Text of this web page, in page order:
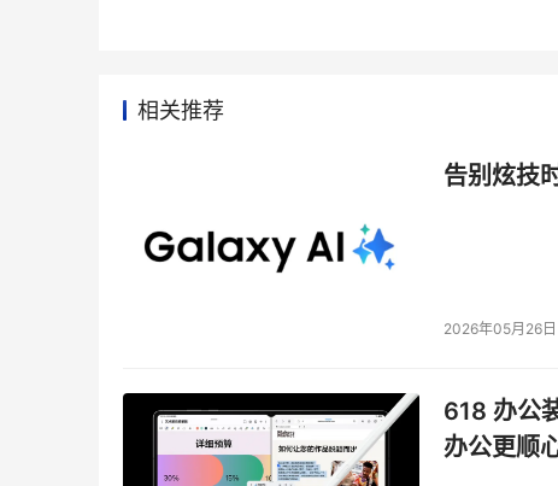
的胜面大”，存储SI的资源在于几方面：厂商资源
总包风险，能否做长期的服务支持，利益伸缩的
况，每一个项目，总包对存储分包发给谁的考虑
围内都可以忍受，后果至多业务停顿，但数据一旦
的是与应用直接相关的数据，与应用更紧密的结
次就解决问题，服务器配置好跑过一次就OK，但
相关推荐
告别炫技
2026年05月26
618 办公
办公更顺